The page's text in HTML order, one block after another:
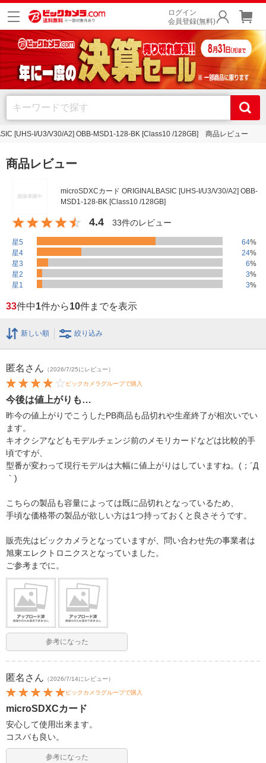
ログイン
会員登録(無料)
[UHS-I/U3/V30/A2] OBB-MSD1-128-BK [Class10 /128GB] 商品レビュー
商品レビュー
microSDXCカード ORIGINALBASIC [UHS-I/U3/V30/A2] OBB-
MSD1-128-BK [Class10 /128GB]
4.4 33件のレビュー
星5 64%
星4
24%
星3
6%
星2
3%
星1
3%
33件中1件から10件までを表示
新しい順 絞り込み
匿名 さん （2026/7/25にレビュー）
ビックカメラグループで購入
今後は値上がりも…
昨今の値上がりでこうしたPB商品も品切れや生産終了が相次いでい
ます。
キオクシアなどもモデルチェンジ前のメモリカードなどは比較的手
頃ですが、
型番が変わって現行モデルは大幅に値上がりはしていますね。(；´Д
｀)
こちらの製品も容量によっては既に品切れとなっているため、
手頃な価格帯の製品が欲しい方は1つ持っておくと良さそうです。
販売先はビックカメラとなっていますが、問い合わせ先の事業者は
旭東エレクトロニクスとなっていました。
ご参考までに。
参考になった
匿名 さん （2026/7/14にレビュー）
ビックカメラグループで購入
microSDXCカード
安心して使用出来ます。
コスパも良い。
参考になった